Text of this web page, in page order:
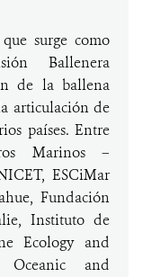
surge como
Ballenera
de la ballena
articulación de
países. Entre
Marinos –
ESCiMar
Fundación
Instituto de
Ecology and
Oceanic and